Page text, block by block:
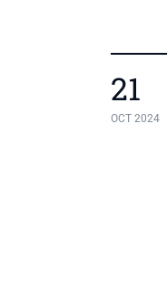
21
OCT 2024